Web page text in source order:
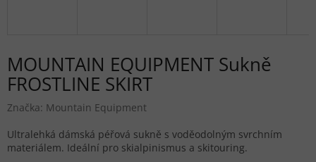
MOUNTAIN EQUIPMENT Sukně
FROSTLINE SKIRT
Značka: Mountain Equipment
Ultralehká dámská péřová sukně s voděodolným svrchním
materiálem. Ideální pro skialpinismus a skitouring.